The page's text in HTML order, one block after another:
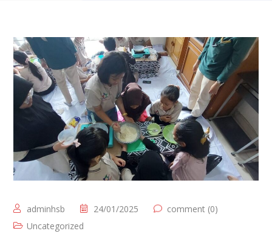
adminhsb 24/01/2025
comment (0)
Uncategorized